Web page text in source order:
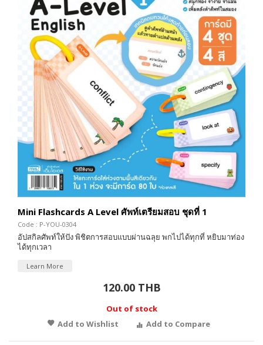
Mini Flashcards A Level ศัพท์เตรียมสอบ ชุดที่ 1
Code : P-YOU-0304
อัปสกิลศัพท์ให้ปัง พิชิตการสอบแบบผ่านฉลุย พกไปได้ทุกที่ หยิบมาท่อง
ได้ทุกเวลา
Learn More
120.00 THB
Out of stock
Add to Wishlist
Add to Compare